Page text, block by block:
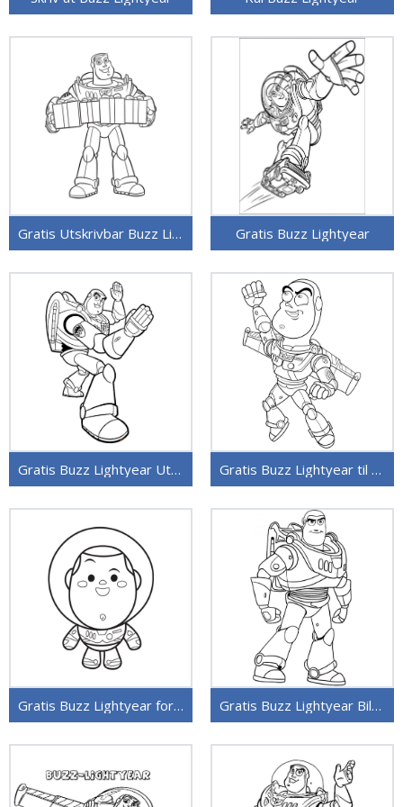
Gratis Utskrivbar Buzz Lightyear Gratis Buzz Lightyear
Gratis Buzz Lightyear Utskrivbar Gratis Buzz Lightyear til Utskrift
Gratis Buzz Lightyear for Barn Gratis Buzz Lightyear Bilde